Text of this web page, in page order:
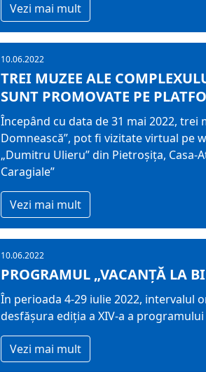
Vezi mai mult
10.06.2022
TREI MUZEE ALE
SUNT PROMOVATE PE
Începând cu data de 31 mai 2022,
Domnească”, pot fi vizitate virtual pe
„Dumitru Ulieru” din Pietroșița, Casa-
Caragiale”
Vezi mai mult
10.06.2022
PROGRAMUL „VACANŢĂ LA
În perioada 4-29 iulie 2022, intervalul
desfăşura ediţia a XIV-a a programului
Vezi mai mult